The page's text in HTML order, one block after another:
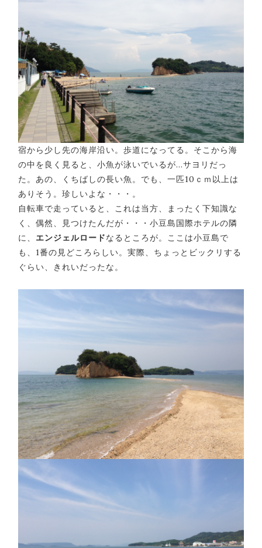
宿から少し先の海岸沿い。歩道になってる。そこから海
の中を良く見ると、小魚が泳いでいるが…サヨリだっ
た。あの、くちばしの長い魚。でも、一匹10ｃｍ以上は
ありそう。珍しいよな・・・。
自転車で走っていると、これは当方、まったく下知識な
く、偶然、見つけたんだが・・・小豆島国際ホテルの隣
に、 エンジェルロードなるところが。ここは小豆島で
も、1番の見どころらしい。実際、ちょっとビックリする
ぐらい、きれいだったな。